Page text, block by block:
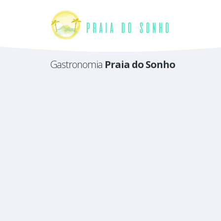
Gastronomia Praia do Sonho